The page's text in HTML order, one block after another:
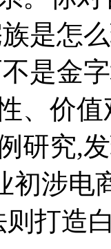
是怎
是金
、价
研究,
初涉电
打造